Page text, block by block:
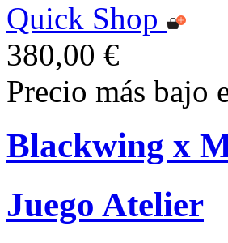
Quick Shop
380,00 €
Precio más bajo
Blackwing x
Juego Atelier